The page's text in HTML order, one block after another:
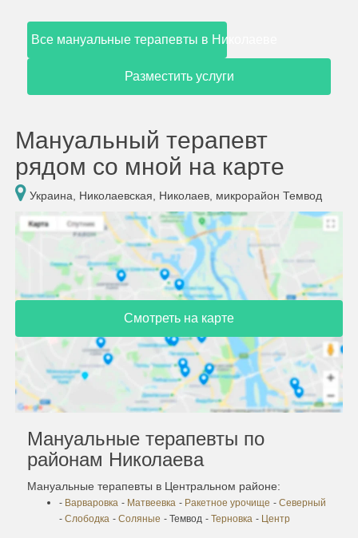
Все мануальные терапевты в Николаеве
Разместить услуги
Мануальный терапевт
рядом со мной на карте
Украина, Николаевская, Николаев, микрорайон Темвод
Смотреть на карте
Мануальные терапевты по
районам Николаева
Мануальные терапевты в Центральном районе:
- Варваровка - Матвеевка - Ракетное урочище - Северный
- Слободка - Соляные - Темвод - Терновка - Центр